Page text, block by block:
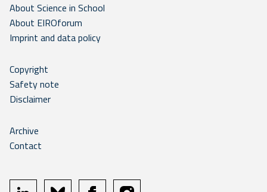
About Science in School
About EIROforum
Imprint and data policy
Copyright
Safety note
Disclaimer
Archive
Contact